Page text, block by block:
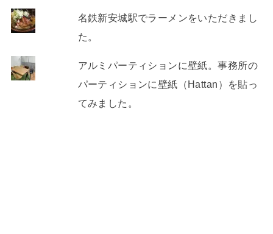
名鉄新安城駅でラーメンをいただきまし
た。
アルミパーティションに壁紙。事務所の
パーティションに壁紙（Hattan）を貼っ
てみました。